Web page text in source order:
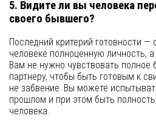
5. Видите ли вы человека
своего бывшего?
Последний критерий готовности —
человеке полноценную личность,
Вам не нужно чувствовать
партнеру, чтобы быть готовым к
не забвение. Вы можете
прошлом и при этом быть
человека.